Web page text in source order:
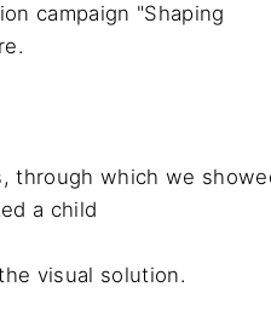
campaign "Shaping
through which we
a child
visual solution.